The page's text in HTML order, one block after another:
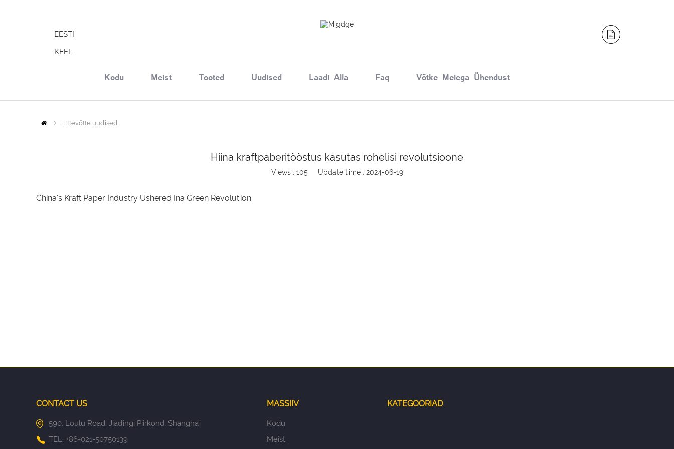
EESTI
KEEL
Kodu Meist Tooted Uudised Laadi Alla Faq Võtke Meiega Ühendust
Home
Ettevõtte uudised
Hiina kraftpaberitööstus kasutas rohelisi revolutsioone
Views : 105 Update time : 2024-06-19
China's Kraft Paper Industry Ushered Ina Green Revolution
CONTACT US
590, Loulu Road, Jiadingi Piirkond, Shanghai
TEL: +86-021-50750139
MASSIIV
Kodu
Meist
KATEGOORIAD